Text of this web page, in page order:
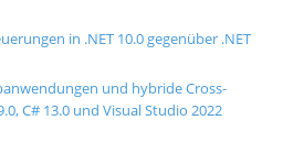
in .NET 10.0 gegenüber .NET
und hybride Cross-
C# 13.0 und Visual Studio 2022